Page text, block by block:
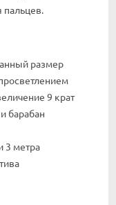
размер
9 крат
барабан
3 метра